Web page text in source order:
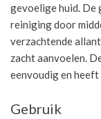
gevoelige huid. De
reiniging door
verzachtende
zacht aanvoelen.
eenvoudig en
Gebruik